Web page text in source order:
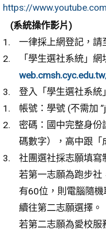
https://
(系統操作影片)
一律採上網登記，請
「學生選社系統」網
登入「學生選社系統
帳號：學號 (不需加
密碼：國中完整身份
碼數字），高中跟「
社團選社採志願填寫
若第一志願為跑步社
有60位，則電腦隨
續往第二志願選擇。
若第二志願為愛校